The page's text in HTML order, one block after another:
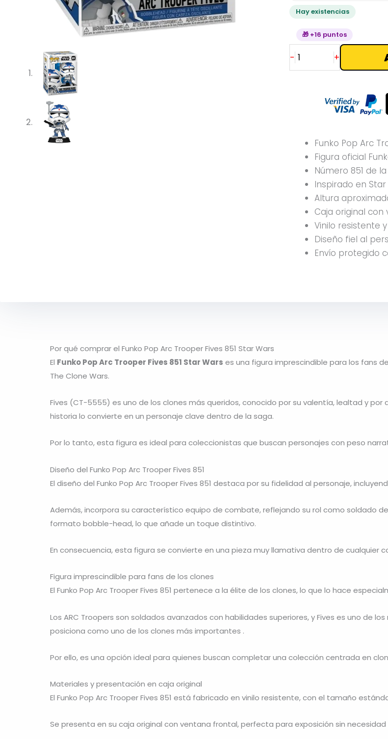
Hay existencias
🎁 +16 puntos
-
Wars
cantidad
+
Funko Pop Arc
Figura oficial
Número 851 de
Inspirado en Star
Altura
Caja original con
Vinilo resistente
Diseño fiel al
Envío protegido
Por qué comprar el Funko Pop Arc Trooper Fives 851 Star Wars
El Funko Pop Arc Trooper Fives 851 Star Wars es una figura imprescindible para los fans
The Clone Wars.
Fives (CT-5555) es uno de los clones más queridos, conocido por su valentía, lealtad y por
historia lo convierte en un personaje clave dentro de la saga.
Por lo tanto, esta figura es ideal para coleccionistas que buscan personajes con peso
Diseño del Funko Pop Arc Trooper Fives 851
El diseño del Funko Pop Arc Trooper Fives 851 destaca por su fidelidad al personaje,
Además, incorpora su característico equipo de combate, reflejando su rol como soldado
formato bobble-head, lo que añade un toque distintivo.
En consecuencia, esta figura se convierte en una pieza muy llamativa dentro de cualquier
Figura imprescindible para fans de los clones
El Funko Pop Arc Trooper Fives 851 pertenece a la élite de los clones, lo que lo hace
Los ARC Troopers son soldados avanzados con habilidades superiores, y Fives es uno de
posiciona como uno de los clones más importantes .
Por ello, es una opción ideal para quienes buscan completar una colección centrada en
Materiales y presentación en caja original
El Funko Pop Arc Trooper Fives 851 está fabricado en vinilo resistente, con el tamaño
Se presenta en su caja original con ventana frontal, perfecta para exposición sin necesidad